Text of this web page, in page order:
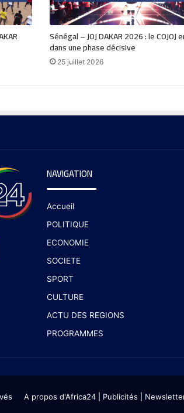
Sénégal – JOJ DAKAR 2026 : le COJOJ
dans une phase décisive
25 juillet 2026
NAVIGATION
Accueil
POLITIQUE
ECONOMIE
SOCIETE
SPORT
CULTURE
ACTU DES REGIONS
PROGRAMMES
A propos d'Africa24 Publicités